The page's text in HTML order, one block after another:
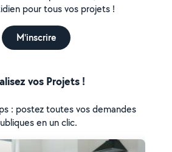
pour tous vos projets !
M'inscrire
vos Projets !
: postez toutes vos demandes
en un clic.